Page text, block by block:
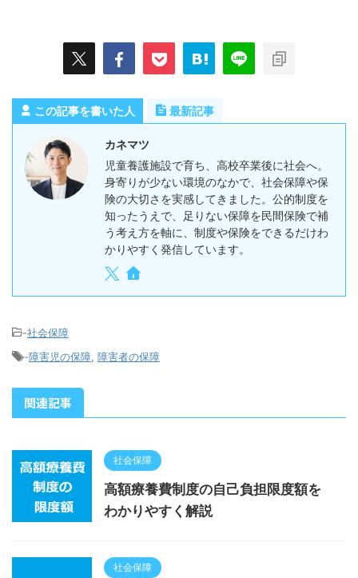
この記事を書いた人 最新記事
カネマツ
児童養護施設で育ち、高校卒業後に社会へ。
身寄りが少ない環境のなかで、社会保障や保
険の大切さを実感してきました。公的制度を
知ったうえで、足りない保障を民間保険で補
う考え方を軸に、制度や保険をできるだけわ
かりやすく発信しています。
-社会保障
-障害児の保障 障害者の保障
関連記事
社会保障
高額療養費制度の自己負担限度額を
わかりやすく解説
社会保障